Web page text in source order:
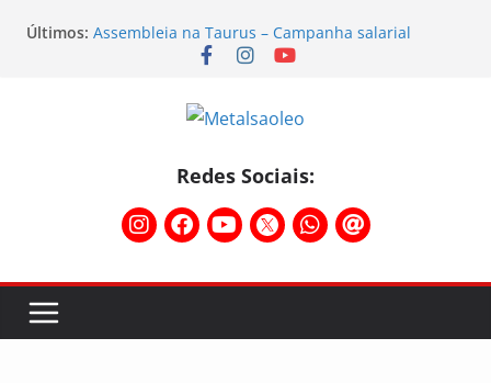
Últimos: Assembleia na Taurus – Campanha salarial
salarial e mostra a força da categoria que exige
Formação sindical fortalece atuação dos
metalúrgicos gaúchos em encontro da Federação
Temporal destelha Ginásio Bigornão
Redes Sociais: